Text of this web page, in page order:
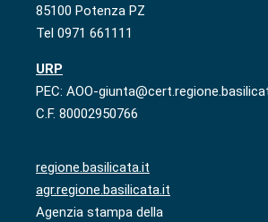
85100 Potenza PZ
Tel 0971 661111
URP
PEC: AOO-
C.F. 80002950766
regione.basilicata.it
agr.regione.basilicata.it
Agenzia stampa della